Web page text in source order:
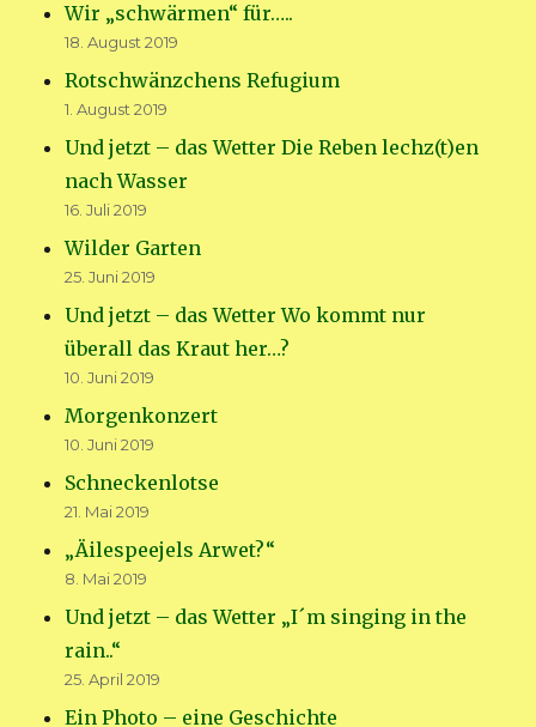
Wir „schwärmen“ für…..
18. August 2019
Rotschwänzchens Refugium
1. August 2019
Und jetzt – das Wetter Die Reben lechz(t)en
nach Wasser
16. Juli 2019
Wilder Garten
25. Juni 2019
Und jetzt – das Wetter Wo kommt nur
überall das Kraut her…?
10. Juni 2019
Morgenkonzert
10. Juni 2019
Schneckenlotse
21. Mai 2019
„Äilespeejels Arwet?“
8. Mai 2019
Und jetzt – das Wetter „I´m singing in the
rain..“
25. April 2019
Ein Photo – eine Geschichte